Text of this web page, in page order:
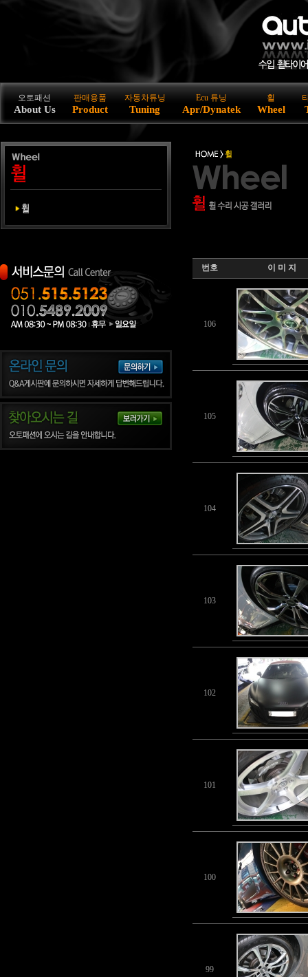
오토패션
About Us
판매용품
Product
자동차튜닝
Tuning
Ecu 튜닝
Apr/Dynatek
휠
Wheel
번호 이 미 지
106
105
104
103
102
101
100
99